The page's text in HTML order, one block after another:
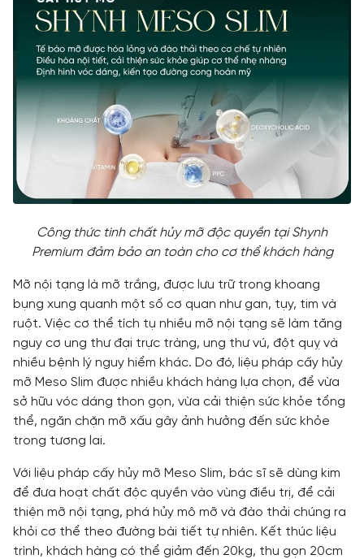
Công thức tinh chất hủy mỡ độc quyền tại Shynh
Premium đảm bảo an toàn cho cơ thể khách hàng
Mỡ nội tạng là mỡ trắng, được lưu trữ trong khoang
bụng xung quanh một số cơ quan như gan, tụy, tim và
ruột. Việc cơ thể tích tụ nhiều mỡ nội tạng sẽ làm tăng
nguy cơ ung thư đại trực tràng, ung thư vú, đột quỵ và
nhiều bệnh lý nguy hiểm khác. Do đó, liệu pháp cấy hủy
mỡ Meso Slim được nhiều khách hàng lựa chọn, để vừa
sở hữu vóc dáng thon gọn, vừa cải thiện sức khỏe tổng
thể, ngăn chặn mỡ xấu gây ảnh hưởng đến sức khỏe
trong tương lai.
Với liệu pháp cấy hủy mỡ Meso Slim, bác sĩ sẽ dùng kim
để đưa hoạt chất độc quyền vào vùng điều trị, để cải
thiện mỡ nội tạng, phá hủy mô mỡ và đào thải chúng ra
khỏi cơ thể theo đường bài tiết tự nhiên. Kết thúc liệu
trình, khách hàng có thể giảm đến 20kg, thu gọn 20cm